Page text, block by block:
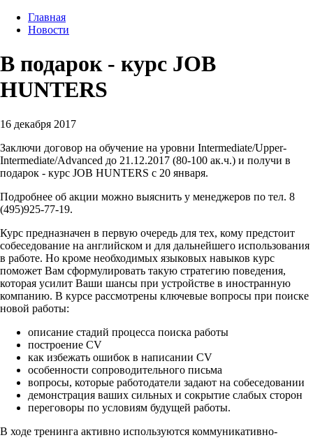
Главная
Новости
В подарок - курс JOB
HUNTERS
16 декабря 2017
Заключи договор на обучение на уровни Intermediate/Upper-
Intermediate/Advanced до 21.12.2017 (80-100 ак.ч.) и получи в
подарок - курс JOB HUNTERS с 20 января.
Подробнее об акции можно выяснить у менеджеров по тел. 8
(495)925-77-19.
Курс предназначен в первую очередь для тех, кому предстоит
собеседование на английском и для дальнейшего использования
в работе. Но кроме необходимых языковых навыков курс
поможет Вам сформулировать такую стратегию поведения,
которая усилит Ваши шансы при устройстве в иностранную
компанию. В курсе рассмотрены ключевые вопросы при поиске
новой работы:
описание стадий процесса поиска работы
построение CV
как избежать ошибок в написании CV
особенности сопроводительного письма
вопросы, которые работодатели задают на собеседовании
демонстрация ваших сильных и сокрытие слабых сторон
переговоры по условиям будущей работы.
В ходе тренинга активно используются коммуникативно-